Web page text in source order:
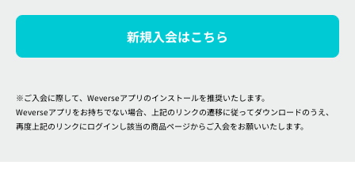
新規入会はこちら
※ご入会に際して、Weverseアプリのインストールを推奨いたします。
Weverseアプリをお持ちでない場合、上記のリンクの遷移に従ってダウンロードのうえ、
再度上記のリンクにログインし該当の商品ページからご入会をお願いいたします。